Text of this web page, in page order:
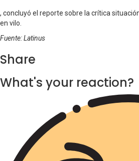
, concluyó el reporte sobre la crítica
en vilo.
Fuente: Latinus
Share
What's your reaction?